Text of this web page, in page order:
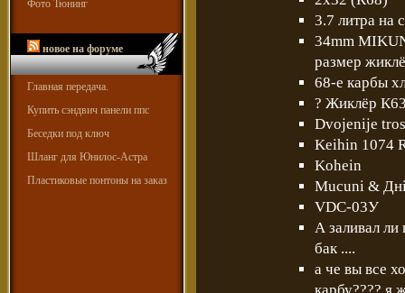
Фото Тюнинг
новое на форуме
Главная передача.
Купить сэндвич панели ппс
Беседки под ключ
Шланг для Юнилос-Астра
Пластиковые понтоны на заказ
3.7 литра на
34mm
размер
68-е карбы
? Жиклёр
Dvojenije
Keihin 1074
Kohein
Mucuni &
VDC-03У
А заливал ли
бак ....
а че вы все